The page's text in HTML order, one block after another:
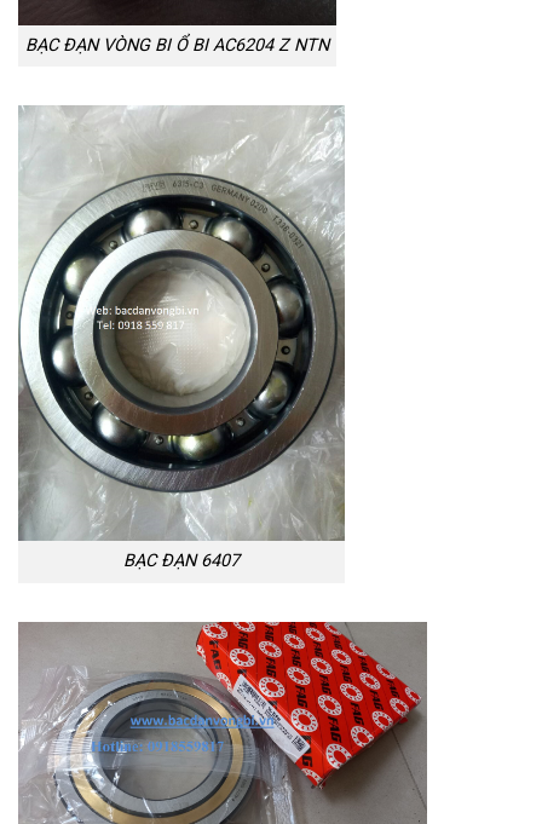
BẠC ĐẠN VÒNG BI Ổ BI AC6204 Z NTN
BẠC ĐẠN 6407